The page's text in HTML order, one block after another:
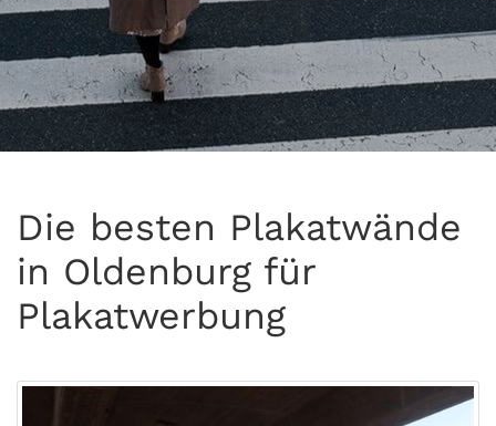
Die besten Plakatwände
in Oldenburg für
Plakatwerbung